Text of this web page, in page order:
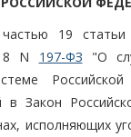
19 статьи
N 197-ФЗ "О
в Закон
исполняющих